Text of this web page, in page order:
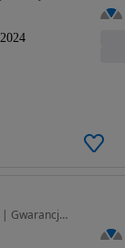
2024
2967 cm3 • 344 KM • Audi S6 Avant 3.0 TDI 349 KM Quattro | 2023 | ASO | Gwarancja 2028 |